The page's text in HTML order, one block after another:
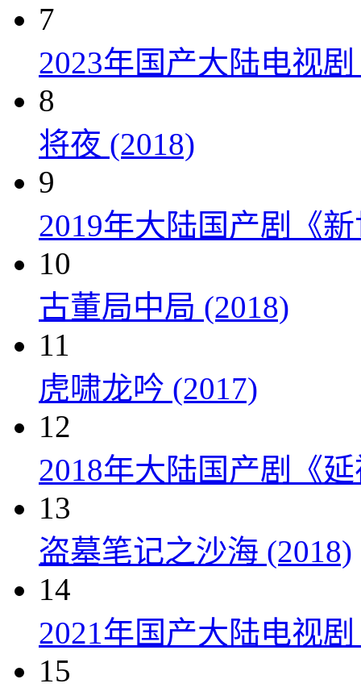
7
2023年国产大陆电视
8
将夜 (2018)
9
2019年大陆国产剧《
10
古董局中局 (2018)
11
虎啸龙吟 (2017)
12
2018年大陆国产剧《
13
盗墓笔记之沙海 (2018)
14
2021年国产大陆电视
15